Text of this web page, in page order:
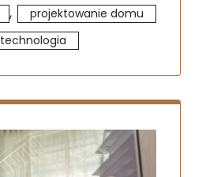
, projektowanie domu
technologia